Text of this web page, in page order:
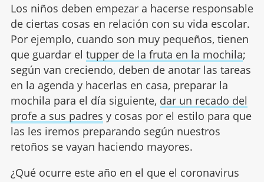
Los niños deben empezar a hacerse responsable
de ciertas cosas en relación con su vida escolar.
Por ejemplo, cuando son muy pequeños, tienen
que guardar el tupper de la fruta en la mochila;
según van creciendo, deben de anotar las tareas
en la agenda y hacerlas en casa, preparar la
mochila para el día siguiente, dar un recado del
profe a sus padres y cosas por el estilo para que
las les iremos preparando según nuestros
retoños se vayan haciendo mayores.
¿Qué ocurre este año en el que el coronavirus